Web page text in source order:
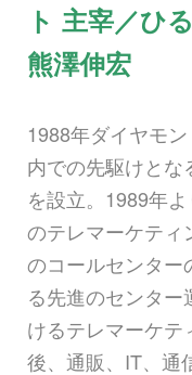
ト 主宰／ひ
熊澤伸宏
1988年ダイヤモ
内での先駆けと
を設立。1989年
のテレマーケティ
のコールセンター
る先進のセンタ
けるテレマーケ
後、通販、IT、通